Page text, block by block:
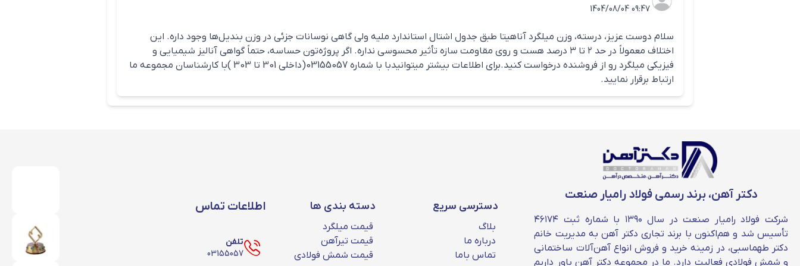
عوامل موثر بر قیمت میلگرد کارخانه آناهیتا گیلان
1404/08/04 09:47
سلام دوست عزیز، درسته، وزن میلگرد آناهیتا طبق جدول اشتال استاندارد ملیه ولی گاهی نوسانات جزئی در وزن بندیل‌ها وجود داره. این
اختلاف معمولاً در حد ۲ تا ۳ درصد هست و روی مقاومت سازه تأثیر محسوسی نداره. اگر پروژه‌تون حساسه، حتماً گواهی آنالیز شیمیایی و
فیزیکی میلگرد رو از فروشنده درخواست کنید.برای اطلاعات بیشتر میتوانیدبا با شماره 03155057(داخلی 301 تا 303 )با کارشناسان مجموعه ما
ارتباط برقرار نمایید.
دکتر آهن، برند رسمی فولاد رامیار صنعت
شرکت فولاد رامیار صنعت در سال ۱۳۹۰ با شماره ثبت ۴۶۱۷۴
تأسیس شد و هم‌اکنون با برند تجاری دکتر آهن به مدیریت خانم
دکتر طهماسبی، در زمینه خرید و فروش انواع آهن‌آلات ساختمانی
و شمش فولادی فعالیت دارد. ما در مجموعه دکتر آهن باور داریم
دسترسی سریع
بلاگ
درباره ما
تماس باما
دسته بندی ها
قیمت میلگرد
قیمت تیرآهن
قیمت شمش فولادی
اطلاعات تماس
تلفن
03155057